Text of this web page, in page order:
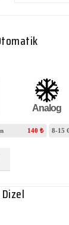
Analog
140 ₺ 8-15